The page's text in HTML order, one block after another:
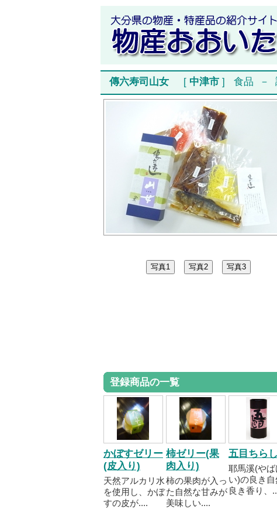
傳六寿司山女 [ 中津市 ] 食品 －
登録商品の一覧
かぼすゼリー
(皮入り)
天然アルカリ水
を使用し、かぼ
すの皮が....
柿ゼリー(果
肉入り)
柿の果肉が入っ
た自然な甘みが
美味しい....
五目ちらし
耶馬溪(やば
い)の良き自
良き香り、